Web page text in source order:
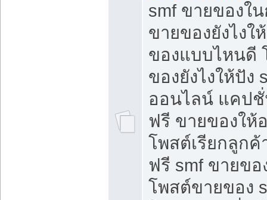
smf ขายของใ
ขายของยังไง
ของแบบไหนดี
ของยังไงให้ปั
ออนไลน์ แคป
ฟรี ขายของให้
โพสต์เรียกลูกค้
ฟรี smf ขายขอ
โพสต์ขายของ